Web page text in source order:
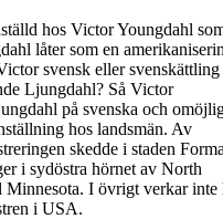
hos VictorYoungdahl
låter som en
svensk ellersvenskättling
Ljungdahl? Så Victor
på svenska och
hos landsmän. Av
skedde i staden
i sydöstra hörnet av North
Minnesota. I övrigt verkar inte
i USA.